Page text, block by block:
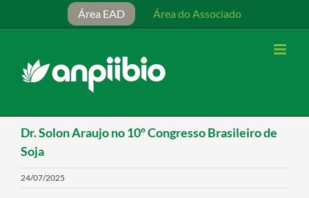
para
conteúdo
Área EAD Área do Associado
Dr. Solon Araujo no 10º Congresso Brasileiro de
Soja
24/07/2025